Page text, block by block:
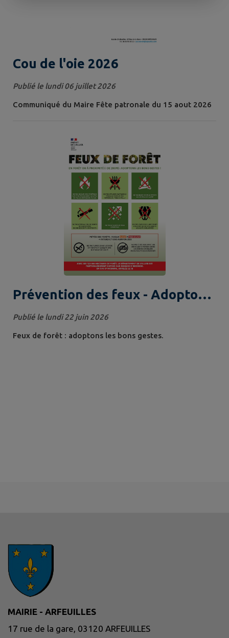
Cou de l'oie 2026
Publié le lundi 06 juillet 2026
Communiqué du Maire Fête patronale du 15 aout 2026
Prévention des feux - Adoptons
les bons gestes
Publié le lundi 22 juin 2026
Feux de forêt : adoptons les bons gestes.
MAIRIE - ARFEUILLES
17 rue de la gare, 03120 ARFEUILLES